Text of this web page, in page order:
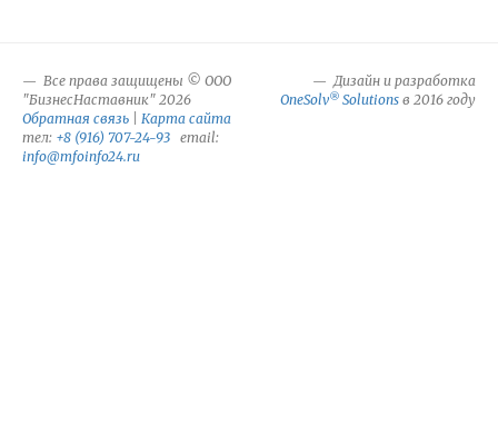
Все права защищены © ООО
"БизнесНаставник" 2026
Обратная связь
Карта сайта
тел: +8 (916) 707-24-93 email:
info@mfoinfo24.ru
Дизайн и разработка
OneSolv® Solutions в 2016 году